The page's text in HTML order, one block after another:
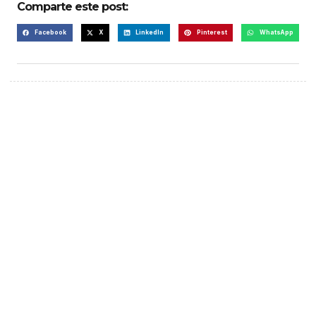
Comparte este post:
Facebook X LinkedIn Pinterest WhatsApp